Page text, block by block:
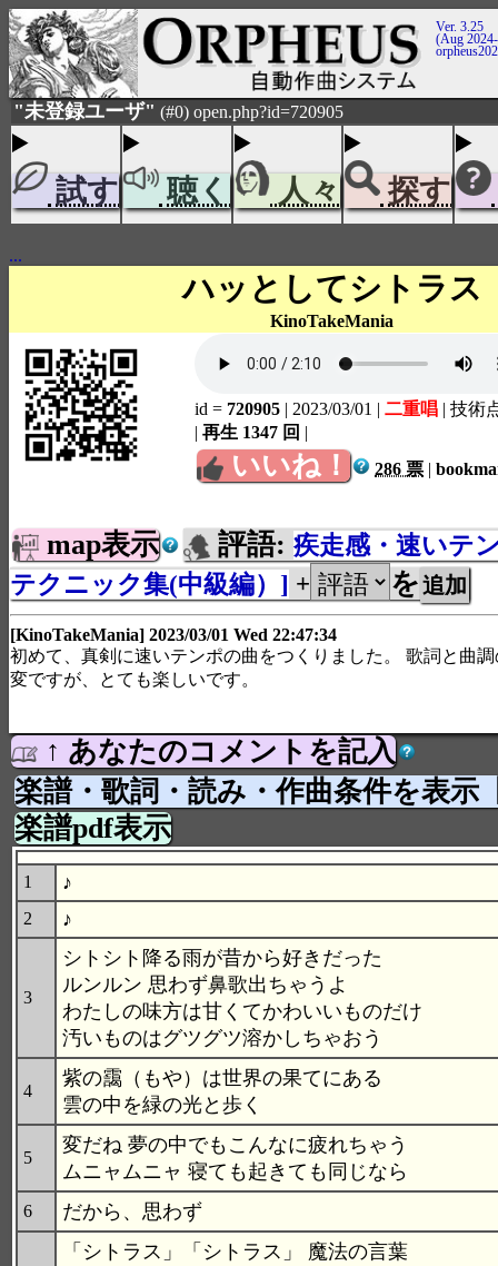
Ver. 3.25
(Aug
"未登録ユーザ" (#0) open.php?id=720905
試す 聴く 人々 探す
...
ハッとしてシトラス
KinoTakeMania
id = 720905 | 2023/03/01 | 二重唱 | 技術
| 再生 1347 回 |
いいね！ 286 票 |
map表示 評語: 疾走感・速いテ
テクニック集(中級編）] + を
[KinoTakeMania] 2023/03/01 Wed 22:47:34
初めて、真剣に速いテンポの曲をつくりました。 歌詞と曲
変ですが、とても楽しいです。
↑ あなたのコメントを記入
楽譜・歌詞・読み・作曲条件を表示
楽譜pdf表示
1 ♪
2 ♪
3
シトシト降る雨が昔から好きだった
ルンルン 思わず鼻歌出ちゃうよ
わたしの味方は甘くてかわいいものだけ
汚いものはグツグツ溶かしちゃおう
4
紫の靄（もや）は世界の果てにある
雲の中を緑の光と歩く
5
変だね 夢の中でもこんなに疲れちゃう
ムニャムニャ 寝ても起きても同じなら
6 だから、思わず
「シトラス」「シトラス」 魔法の言葉